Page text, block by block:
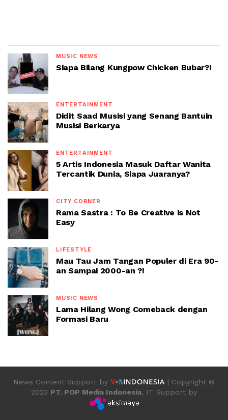
MUSIC NEWS
Siapa Bilang Kungpow Chicken Bubar?!
ENTERTAINMENT
Didit Saad Musisi yang Senang Bantuin
Musisi Berkarya
ENTERTAINMENT
5 Artis Indonesia Masuk Daftar Wanita
Tercantik Dunia, Siapa Juaranya?
CITY CORNER
Rama Sastra : To Be Creative is Not
Easy
LIFESTYLE
Mau Tau Jam Tangan Populer di Era 90-
an Sampai 2000-an ?!
MUSIC NEWS
Lama Hilang Wong Comeback dengan
Formasi Baru
News Content Support by
| Copyright ©
2023 PT. POP Media Indonesia, IT Support by